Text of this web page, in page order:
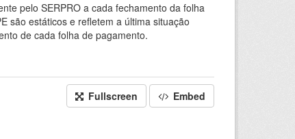
pelo SERPRO a cada fechamento da folha
são estáticos e refletem a última situação
de cada folha de pagamento.
Fullscreen Embed